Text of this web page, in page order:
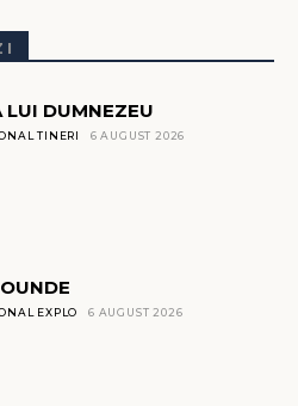
LUI DUMNEZEU
TINERI 6 AUGUST 2026
EXPLO 6 AUGUST 2026